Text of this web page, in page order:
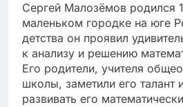
Сергей Малозёмов родился
маленьком городке на юге
детства он проявил
к анализу и решению
Его родители, учителя
школы, заметили его талант
развивать его